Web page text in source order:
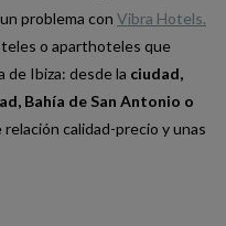
problema con Vibra Hotels.
o aparthoteles que
Ibiza: desde la ciudad,
Bahía de San Antonio o
calidad-precio y unas